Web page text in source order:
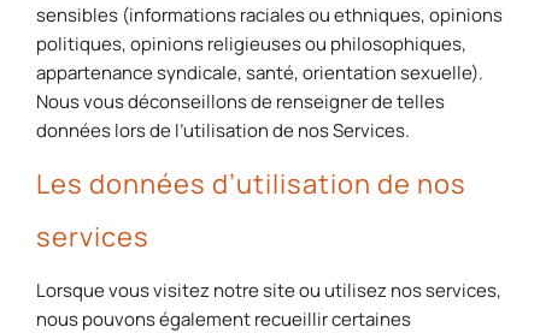
sensibles (informations raciales ou ethniques, opinions
politiques, opinions religieuses ou philosophiques,
appartenance syndicale, santé, orientation sexuelle).
Nous vous déconseillons de renseigner de telles
données lors de l’utilisation de nos Services.
Les données d’utilisation de nos
services
Lorsque vous visitez notre site ou utilisez nos services,
nous pouvons également recueillir certaines